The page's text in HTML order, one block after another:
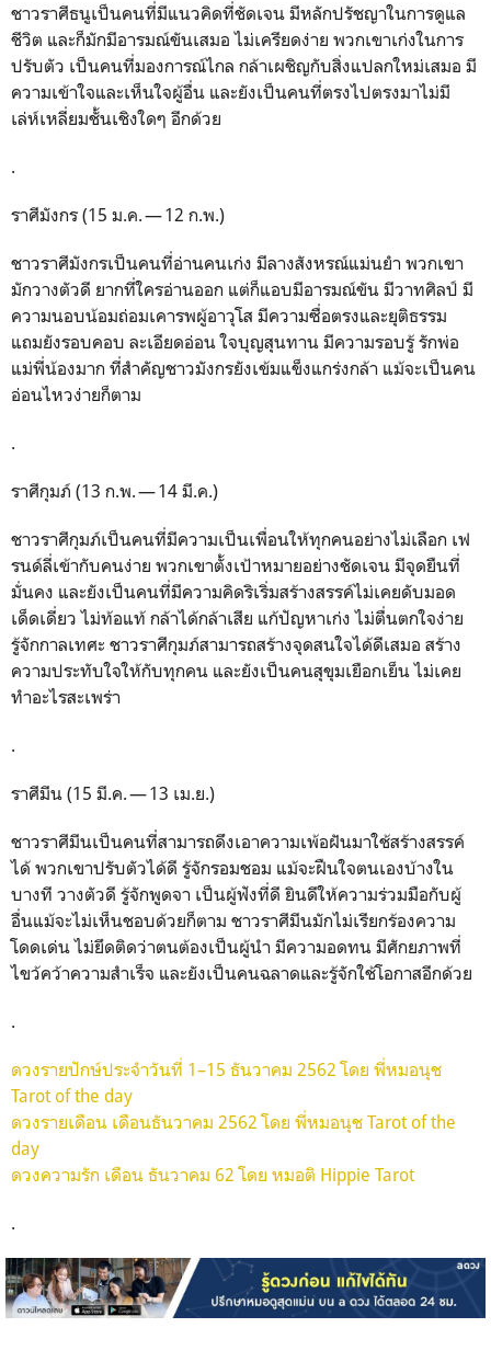
ชาวราศีธนูเป็นคนที่มีแนวคิดที่ชัดเจน มีหลักปรัชญาในการดูแล
ชีวิต และก็มักมีอารมณ์ขันเสมอ ไม่เครียดง่าย พวกเขาเก่งในการ
ปรับตัว เป็นคนที่มองการณ์ไกล กล้าเผชิญกับสิ่งแปลกใหม่เสมอ มี
ความเข้าใจและเห็นใจผู้อื่น และยังเป็นคนที่ตรงไปตรงมาไม่มี
เล่ห์เหลี่ยมชั้นเชิงใดๆ อีกด้วย
.
ราศีมังกร (15 ม.ค. — 12 ก.พ.)
ชาวราศีมังกรเป็นคนที่อ่านคนเก่ง มีลางสังหรณ์แม่นยำ พวกเขา
มักวางตัวดี ยากที่ใครอ่านออก แต่ก็แอบมีอารมณ์ขัน มีวาทศิลป์ มี
ความนอบน้อมถ่อมเคารพผู้อาวุโส มีความซื่อตรงและยุติธรรม
แถมยังรอบคอบ ละเอียดอ่อน ใจบุญสุนทาน มีความรอบรู้ รักพ่อ
แม่พี่น้องมาก ที่สำคัญชาวมังกรยังเข้มแข็งแกร่งกล้า แม้จะเป็นคน
อ่อนไหวง่ายก็ตาม
.
ราศีกุมภ์ (13 ก.พ. — 14 มี.ค.)
ชาวราศีกุมภ์เป็นคนที่มีความเป็นเพื่อนให้ทุกคนอย่างไม่เลือก เฟ
รนด์ลี่เข้ากับคนง่าย พวกเขาตั้งเป้าหมายอย่างชัดเจน มีจุดยืนที่
มั่นคง และยังเป็นคนที่มีความคิดริเริ่มสร้างสรรค์ไม่เคยดับมอด
เด็ดเดี่ยว ไม่ท้อแท้ กล้าได้กล้าเสีย แก้ปัญหาเก่ง ไม่ตื่นตกใจง่าย
รู้จักกาลเทศะ ชาวราศีกุมภ์สามารถสร้างจุดสนใจได้ดีเสมอ สร้าง
ความประทับใจให้กับทุกคน และยังเป็นคนสุขุมเยือกเย็น ไม่เคย
ทำอะไรสะเพร่า
.
ราศีมีน (15 มี.ค. — 13 เม.ย.)
ชาวราศีมีนเป็นคนที่สามารถดึงเอาความเพ้อฝันมาใช้สร้างสรรค์
ได้ พวกเขาปรับตัวได้ดี รู้จักรอมชอม แม้จะฝืนใจตนเองบ้างใน
บางที วางตัวดี รู้จักพูดจา เป็นผู้ฟังที่ดี ยินดีให้ความร่วมมือกับผู้
อื่นแม้จะไม่เห็นชอบด้วยก็ตาม ชาวราศีมีนมักไม่เรียกร้องความ
โดดเด่น ไม่ยึดติดว่าตนต้องเป็นผู้นำ มีความอดทน มีศักยภาพที่
ไขว้คว้าความสำเร็จ และยังเป็นคนฉลาดและรู้จักใช้โอกาสอีกด้วย
.
ดวงรายปักษ์ประจำวันที่ 1–15 ธันวาคม 2562 โดย พี่หมอนุช
Tarot of the day
ดวงรายเดือน เดือนธันวาคม 2562 โดย พี่หมอนุช Tarot of the
day
ดวงความรัก เดือน ธันวาคม 62 โดย หมอติ Hippie Tarot
.